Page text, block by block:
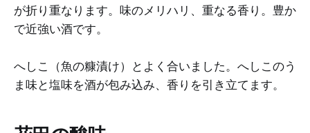
が折り重なります。味のメリハリ、重なる香り。豊か
で近強い酒です。
へしこ（魚の糠漬け）とよく合いました。へしこのう
ま味と塩味を酒が包み込み、香りを引き立てます。